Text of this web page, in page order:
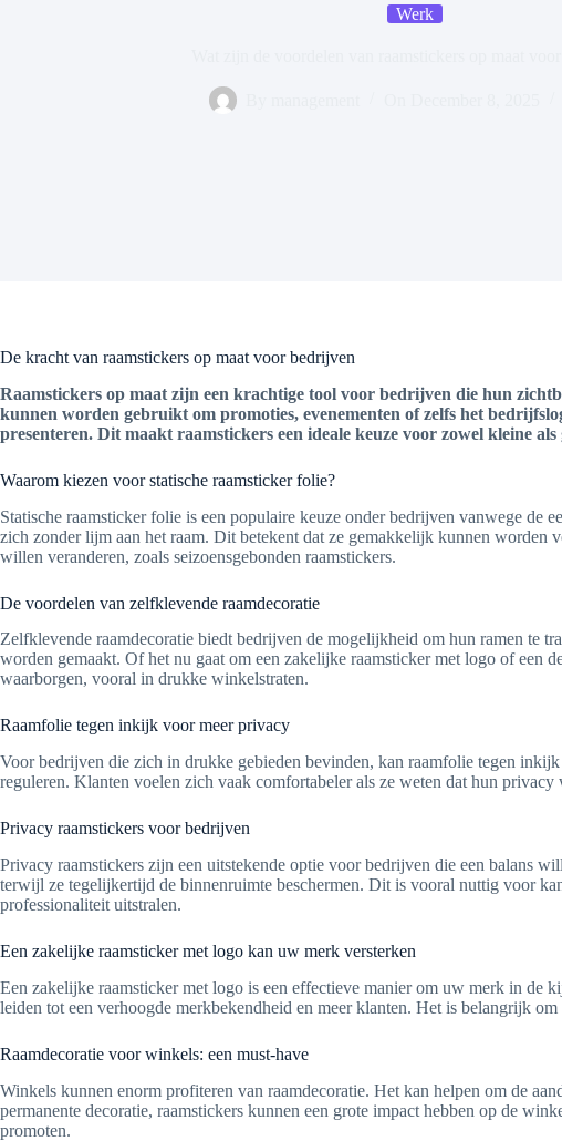
Werk
De kracht van raamstickers op maat voor bedrijven
Raamstickers op maat zijn een krachtige tool voor bedrijven die hun
kunnen worden gebruikt om promoties, evenementen of zelfs het
presenteren. Dit maakt raamstickers een ideale keuze voor zowel kleine
Waarom kiezen voor statische raamsticker folie?
Statische raamsticker folie is een populaire keuze onder bedrijven vanwege de
zich zonder lijm aan het raam. Dit betekent dat ze gemakkelijk kunnen worden
willen veranderen, zoals seizoensgebonden raamstickers.
De voordelen van zelfklevende raamdecoratie
Zelfklevende raamdecoratie biedt bedrijven de mogelijkheid om hun ramen te
worden gemaakt. Of het nu gaat om een zakelijke raamsticker met logo of een
waarborgen, vooral in drukke winkelstraten.
Raamfolie tegen inkijk voor meer privacy
Voor bedrijven die zich in drukke gebieden bevinden, kan raamfolie tegen
reguleren. Klanten voelen zich vaak comfortabeler als ze weten dat hun
Privacy raamstickers voor bedrijven
Privacy raamstickers zijn een uitstekende optie voor bedrijven die een balans
terwijl ze tegelijkertijd de binnenruimte beschermen. Dit is vooral nuttig voor
professionaliteit uitstralen.
Een zakelijke raamsticker met logo kan uw merk versterken
Een zakelijke raamsticker met logo is een effectieve manier om uw merk in de
leiden tot een verhoogde merkbekendheid en meer klanten. Het is belangrijk
Raamdecoratie voor winkels: een must-have
Winkels kunnen enorm profiteren van raamdecoratie. Het kan helpen om de
permanente decoratie, raamstickers kunnen een grote impact hebben op de
promoten.